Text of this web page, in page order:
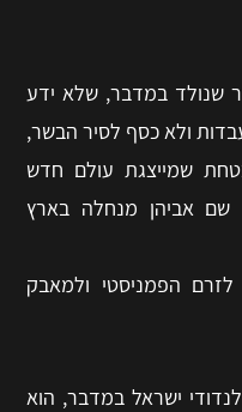
שנולד במדבר, שלא ידע
ולא כסף לסיר הבשר,
שמייצגת עולם חדש
שם אביהן מנחלה בארץ
הפמניסטי ולמאבק
ישראל במדבר, הוא